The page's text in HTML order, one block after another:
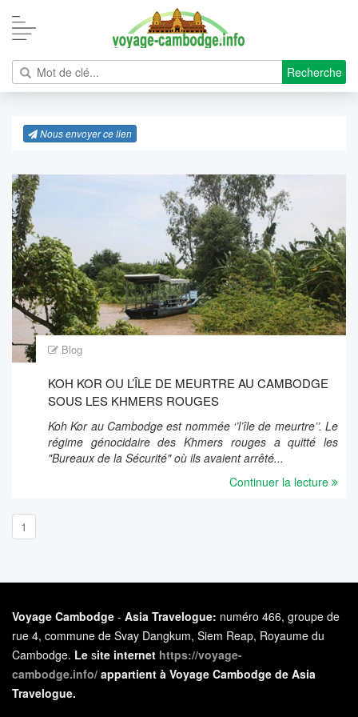
Recherche
Nous envoyer ce lien
Blog
KOH KOR OU L’ÎLE DE MEURTRE AU CAMBODGE
SOUS LES KHMERS ROUGES
Koh Kor au Cambodge est nommée ‘’l’île de meurtre’’. Le
régime génocidaire des Khmers rouges a quitté les
"Bureaux de la Sécurité" où ils avaient arrêté...
Continuer la lecture
1
Voyage Cambodge - Asia Travelogue: numéro 466, groupe de
rue 4, commune de Svay Dangkum, Siem Reap, Royaume du
Cambodge. Le site internet https://voyage-
cambodge.info/ appartient à Voyage Cambodge de Asia
Travelogue.